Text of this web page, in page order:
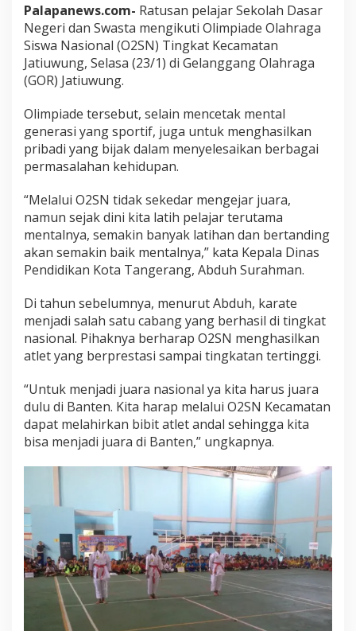
Palapanews.com- Ratusan pelajar Sekolah Dasar
Negeri dan Swasta mengikuti Olimpiade Olahraga
Siswa Nasional (O2SN) Tingkat Kecamatan
Jatiuwung, Selasa (23/1) di Gelanggang Olahraga
(GOR) Jatiuwung.
Olimpiade tersebut, selain mencetak mental
generasi yang sportif, juga untuk menghasilkan
pribadi yang bijak dalam menyelesaikan berbagai
permasalahan kehidupan.
“Melalui O2SN tidak sekedar mengejar juara,
namun sejak dini kita latih pelajar terutama
mentalnya, semakin banyak latihan dan bertanding
akan semakin baik mentalnya,” kata Kepala Dinas
Pendidikan Kota Tangerang, Abduh Surahman.
Di tahun sebelumnya, menurut Abduh, karate
menjadi salah satu cabang yang berhasil di tingkat
nasional. Pihaknya berharap O2SN menghasilkan
atlet yang berprestasi sampai tingkatan tertinggi.
“Untuk menjadi juara nasional ya kita harus juara
dulu di Banten. Kita harap melalui O2SN Kecamatan
dapat melahirkan bibit atlet andal sehingga kita
bisa menjadi juara di Banten,” ungkapnya.